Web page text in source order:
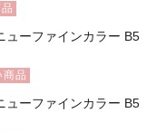
ューファインカラー B5
商品
ューファインカラー B5